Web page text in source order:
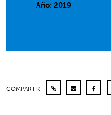
Año: 2019
COMPARTIR